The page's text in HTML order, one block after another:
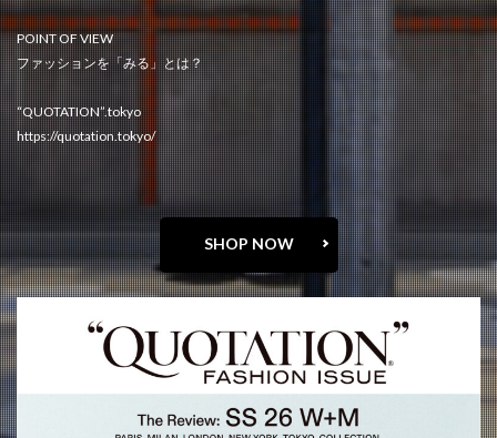
POINT OF VIEW
ファッションを「みる」とは？
“QUOTATION”.tokyo
https://quotation.tokyo/
SHOP NOW